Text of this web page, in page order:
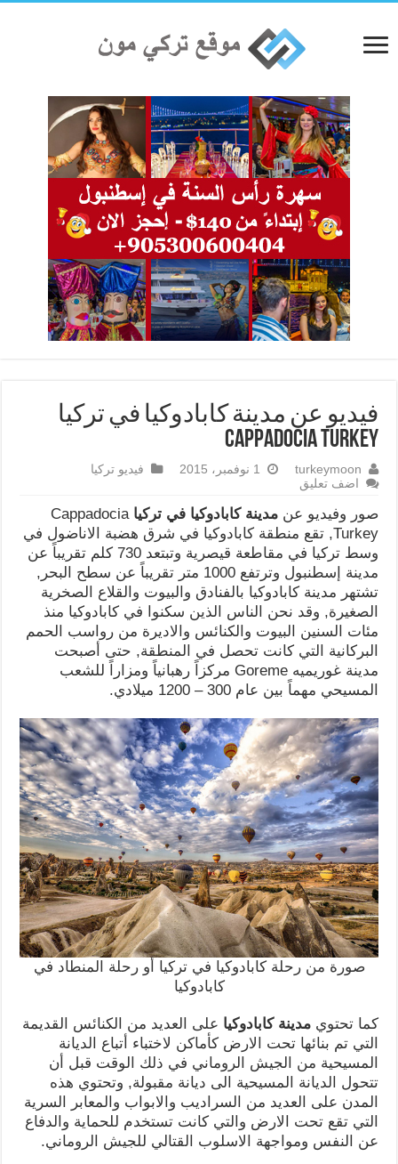
فيديو عن مدينة كابادوكيا في تركيا
Cappadocia Turkey
turkeymoon 1 نوفمبر، 2015
فيديو تركيا
اضف تعليق
صور وفيديو عنمدينة كابادوكيا في تركيا Cappadocia
Turkey, تقع منطقة كابادوكيا في شرق هضبة الاناضول في
وسط تركيا في مقاطعة قيصرية وتبتعد 730 كلم تقريباً عن
مدينة إسطنبول وترتفع 1000 متر تقريباً عن سطح البحر,
تشتهر مدينة كابادوكيا بالفنادق والبيوت والقلاع الصخرية
الصغيرة, وقد نحن الناس الذين سكنوا في كابادوكيا منذ
مئات السنين البيوت والكنائس والاديرة من رواسب الحمم
البركانية التي كانت تحصل في المنطقة, حتى أصبحت
مدينة غوريميه Goreme مركزاً رهبانياً ومزاراً للشعب
المسيحي مهماً بين عام 300 – 1200 ميلادي.
صورة من رحلة كابادوكيا في تركيا أو رحلة المنطاد في
كابادوكيا
كما تحتويمدينة كابادوكيا على العديد من الكنائس القديمة
التي تم بنائها تحت الارض كأماكن لاختباء أتباع الديانة
المسيحية من الجيش الروماني في ذلك الوقت قبل أن
تتحول الديانة المسيحية الى ديانة مقبولة, وتحتوي هذه
المدن على العديد من السراديب والابواب والمعابر السرية
التي تقع تحت الارض والتي كانت تستخدم للحماية والدفاع
عن النفس ومواجهة الاسلوب القتالي للجيش الروماني.